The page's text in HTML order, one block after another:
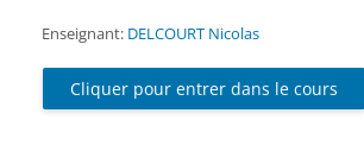
Enseignant: DELCOURT Nicolas
Cliquer pour entrer dans le cours